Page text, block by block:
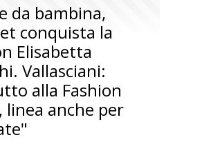
da bambina,
conquista la
Elisabetta
Vallasciani:
alla Fashion
linea anche per